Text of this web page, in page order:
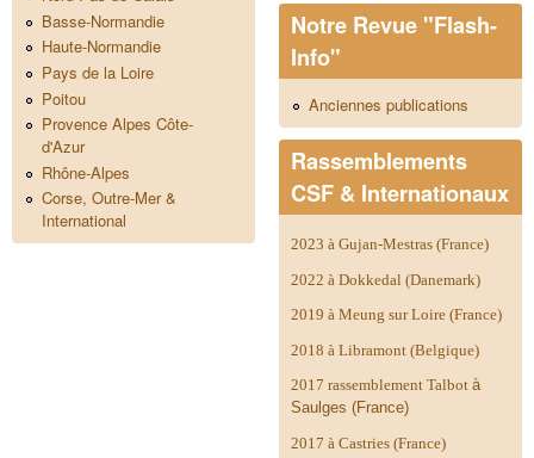
Basse-Normandie
Haute-Normandie
Pays de la Loire
Poitou
Provence Alpes Côte-
d'Azur
Rhône-Alpes
Corse, Outre-Mer &
International
Notre Revue "Flash-
Info"
Anciennes publications
Rassemblements
CSF & Internationaux
2023 à Gujan-Mestras (France)
2022 à Dokkedal (Danemark)
2019 à Meung sur Loire (France)
2018 à Libramont (Belgique)
2017 rassemblement Talbot à
Saulges (France)
2017 à Castries (France)